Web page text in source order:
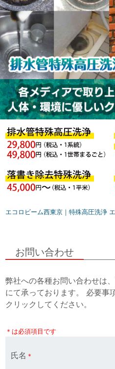
エコロビーム西東京｜特殊高圧洗浄
お問い合わせ
弊社への各種お問い合わせは
にて承っております。 必要事
クリックしてください。
＊は必須項目です
氏名 ＊